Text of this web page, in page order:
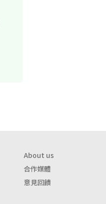
About us
合作媒體
意見回饋